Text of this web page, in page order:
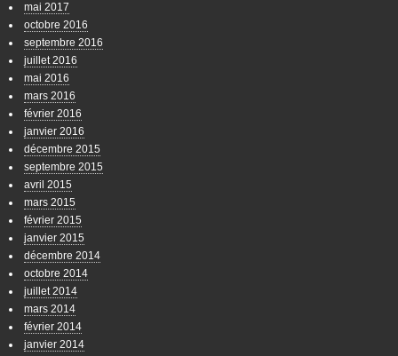
mai 2017
octobre 2016
septembre 2016
juillet 2016
mai 2016
mars 2016
février 2016
janvier 2016
décembre 2015
septembre 2015
avril 2015
mars 2015
février 2015
janvier 2015
décembre 2014
octobre 2014
juillet 2014
mars 2014
février 2014
janvier 2014